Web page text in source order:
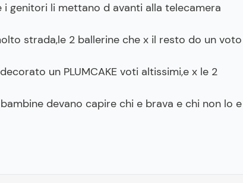
genitori li mettano d avanti alla telecamera
strada,le 2 ballerine che x il resto do un voto
un PLUMCAKE voti altissimi,e x le 2
devano capire chi e brava e chi non lo e